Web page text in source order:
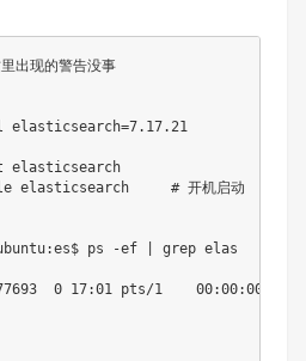
出现的警告没事
elasticsearch=7.17
# 开机启动
ps -ef grep
0 17:01 pts/1    00:00:00